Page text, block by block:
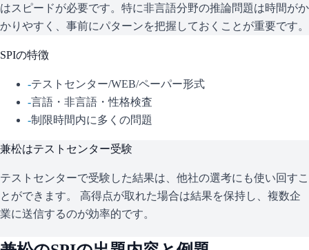
はスピードが必要です。特に非言語分野の推論問題は時間がか
かりやすく、事前にパターンを把握しておくことが重要です。
SPIの特徴
-テストセンター/WEB/ペーパー形式
-言語・非言語・性格検査
-制限時間内に多くの問題
兼松はテストセンター受験
テストセンターで受験した結果は、他社の選考にも使い回すこ
とができます。 高得点が取れた場合は結果を保持し、複数企
業に送信するのが効率的です。